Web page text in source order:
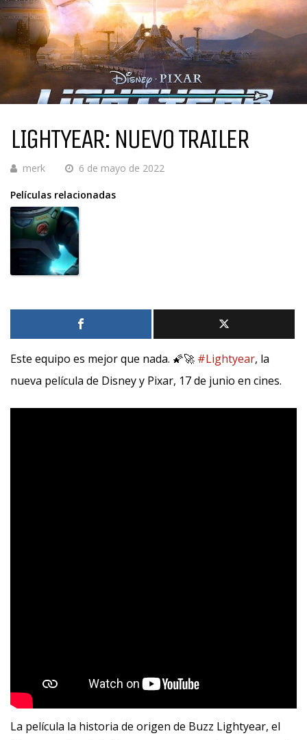
LIGHTYEAR: NUEVO TRAILER
merk 6 de mayo de 2022
Películas relacionadas
Este equipo es mejor que nada. 🌠🚀 #Lightyear, la
nueva película de Disney y Pixar, 17 de junio en cines.
La película la historia de origen de Buzz Lightyear, el